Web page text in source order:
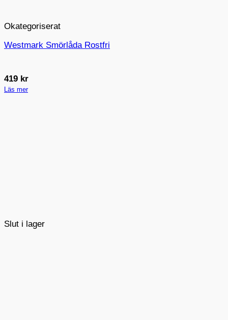
Slut i lager
Okategoriserat
Westmark Smörlåda Rostfri
419 kr
Läs mer